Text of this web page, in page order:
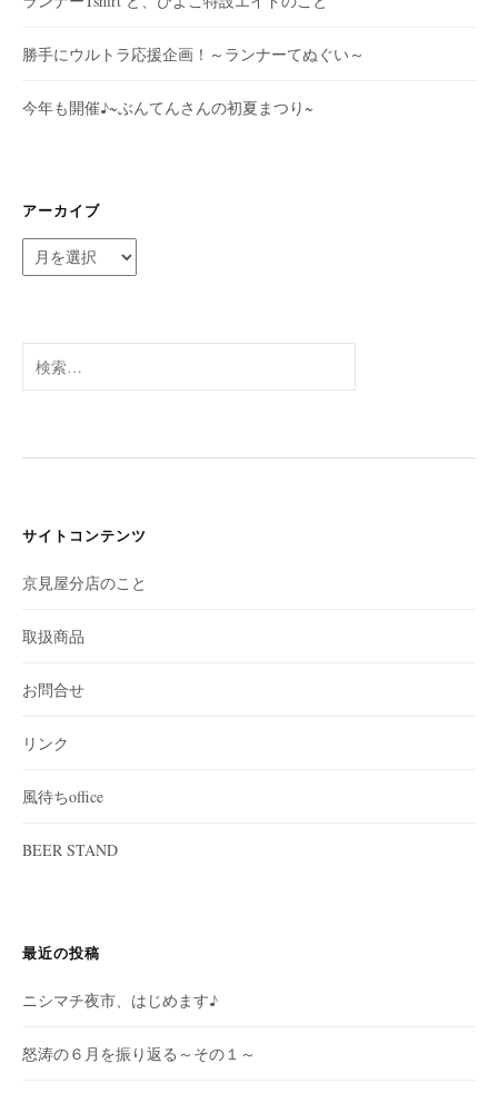
勝手にウルトラ応援企画！～ランナーてぬぐい～
今年も開催♪~ぶんてんさんの初夏まつり~
アーカイブ
ー
ブ
索:
サイトコンテンツ
京見屋分店のこと
取扱商品
お問合せ
リンク
風待ちoffice
BEER STAND
最近の投稿
ニシマチ夜市、はじめます♪
怒涛の６月を振り返る～その１～